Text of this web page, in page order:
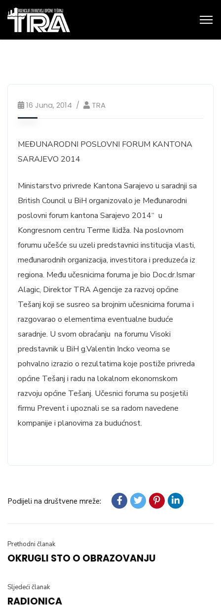
16 Juna, 2014 TRA
MEĐUNARODNI POSLOVNI FORUM KANTONA
SARAJEVO 2014
Ministarstvo privrede Kantona Sarajevo u saradnji sa
British Council u BiH organizovalo je Međunarodni
poslovni forum kantona Sarajevo 2014“ u
Kongresnom centru Terme Ilidža. Na poslovnom
forumu učešće su uzeli predstavnici institucija vlasti,
međunarodnih organizacija, investitora i preduzeća iz
regiona. Među učesnicima foruma je bio Doc.dr.Ismar
Alagic, Direktor TRA Agencije za razvoj općine
Tešanj koji se susreo sa brojnim učesnicima foruma i
razgovarao o elementima eventualne buduće
saradnje. U svom obraćanju na forumu Visoki
predstavnik u BiH g.Valentin Incko veoma se
pohvalno izrazio o rezultatima koje postiže privreda
općine Tešanj i radu na lokalnom ekonomskom
razvoju općine Tešanj. Učesnici foruma su posjetili
firmu Prevent i upoznali se sa radom navedene
kompanije i planovima za budućnost.
Podijeli na društvene mreže:
Prethodni članak
OKRUGLI STO O OBRAZOVANJU
Sljedeći članak
RADIONICA